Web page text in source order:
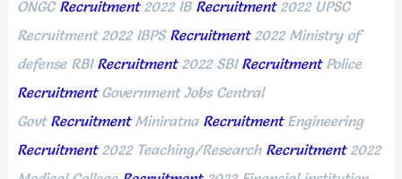
ONGC Recruitment 2022IB Recruitment 2022UPSC
Recruitment 2022IBPS Recruitment 2022Ministry of
defense RBI Recruitment 2022SBI RecruitmentPolice
RecruitmentGovernment Jobs Central
Govt RecruitmentMiniratna RecruitmentEngineering
Recruitment 2022Teaching/Research Recruitment 2022